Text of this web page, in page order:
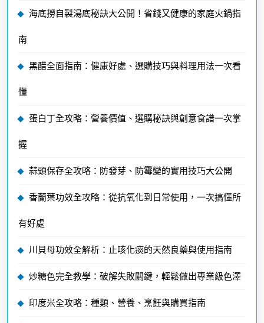
海底撈自製湯底秘訣大公開！省錢又健康的家庭火鍋指
南
黑醋全面指南：健康好處、選購技巧與料理用法一次看
懂
蛋白丁全攻略：營養價值、選購秘訣與創意食譜一次掌
握
蒜頭保存全攻略：防發芽、防霉變的實用技巧大公開
香蘭葉功效全攻略：從抗氧化到日常使用，一次搞懂所
有好處
川貝母功效全解析：止咳化痰的天然良藥與使用指南
炒糖色完全教學：破解失敗關鍵，輕鬆做出專業級色澤
印度米全攻略：種類、營養、烹飪與購買指南